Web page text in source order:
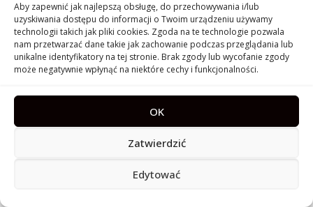
Aby zapewnić jak najlepszą obsługę, do przechowywania i/lub
uzyskiwania dostępu do informacji o Twoim urządzeniu używamy
technologii takich jak pliki cookies. Zgoda na te technologie pozwala
nam przetwarzać dane takie jak zachowanie podczas przeglądania lub
unikalne identyfikatory na tej stronie. Brak zgody lub wycofanie zgody
może negatywnie wpłynąć na niektóre cechy i funkcjonalności.
OK
Zatwierdzić
Edytować